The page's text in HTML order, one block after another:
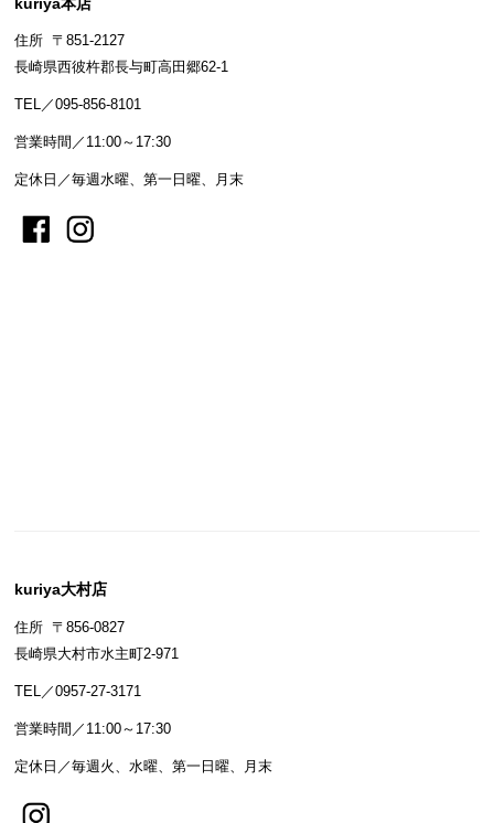
住所 〒851-2127
長崎県西彼杵郡長与町高田郷62-1
TEL／095-856-8101
営業時間／11:00～17:30
定休日／毎週水曜、第一日曜、月末
kuriya大村店
住所 〒856-0827
長崎県大村市水主町2-971
TEL／0957-27-3171
営業時間／11:00～17:30
定休日／毎週火、水曜、第一日曜、月末